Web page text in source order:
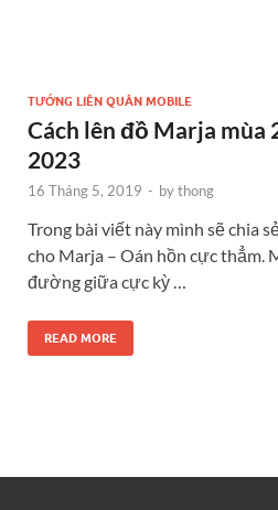
TƯỚNG LIÊN QUÂN MOBILE
Cách lên đồ Marja mùa
2023
16 Tháng 5, 2019 - bythong
Trong bài viết này mình sẽ chia
cho Marja – Oán hồn cực thẳm.
đường giữa cực kỳ …
READ MORE